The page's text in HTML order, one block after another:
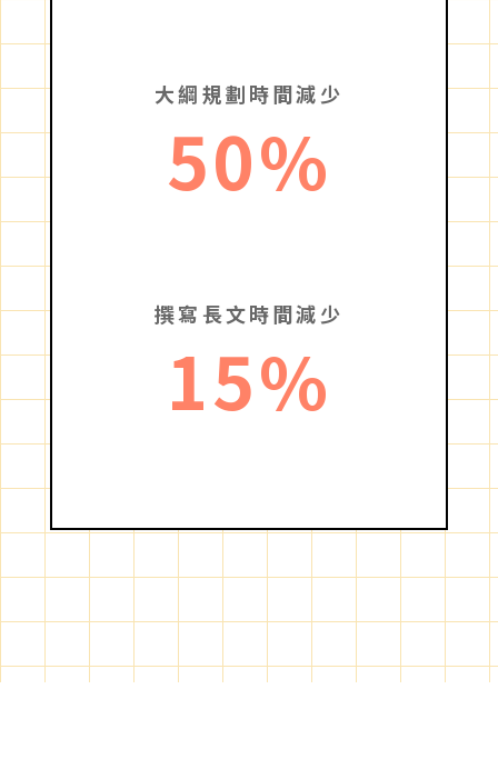
大綱規劃時間減少
50%
撰寫長文時間減少
15%